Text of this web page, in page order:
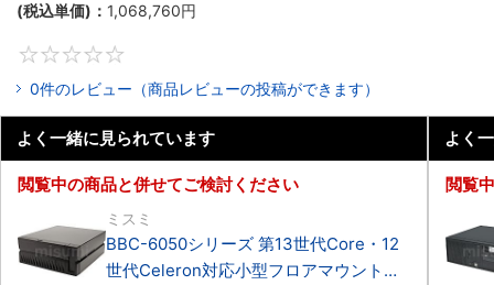
(税込単価)： 1,068,760円
0件のレビュー（商品レビューの投稿ができます）
よく一緒に見られています
閲覧中の商品と併せてご検討ください
ミスミ
BBC-6050シリーズ 第13世代Core・12
世代Celeron対応小型フロアマウント
よく
閲覧